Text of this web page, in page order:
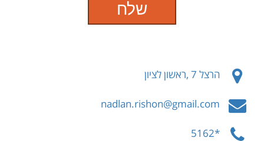
הרצל 7 ,ראשון לציון
nadlan.rishon@gmail.com
*5162